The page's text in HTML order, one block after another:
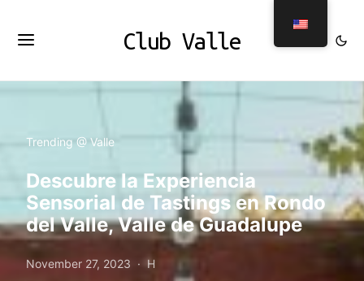
Club Valle
Trending @ Valle
Descubre la Experiencia
Sensorial de Tastings en Rondo
del Valle, Valle de Guadalupe
November 27, 2023 H